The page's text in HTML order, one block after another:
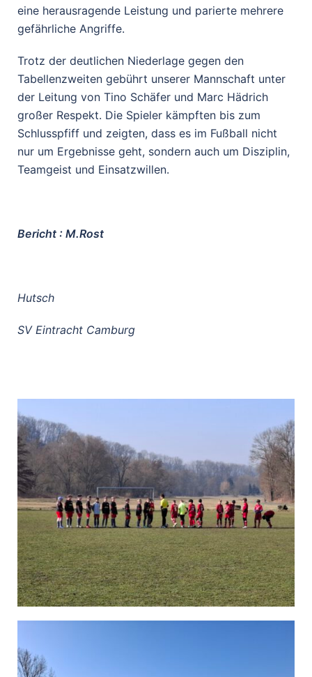
eine herausragende Leistung und parierte mehrere
gefährliche Angriffe.
Trotz der deutlichen Niederlage gegen den
Tabellenzweiten gebührt unserer Mannschaft unter
der Leitung von Tino Schäfer und Marc Hädrich
großer Respekt. Die Spieler kämpften bis zum
Schlusspfiff und zeigten, dass es im Fußball nicht
nur um Ergebnisse geht, sondern auch um Disziplin,
Teamgeist und Einsatzwillen.
Bericht : M.Rost
Hutsch
SV Eintracht Camburg